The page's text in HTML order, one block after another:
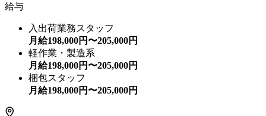
給与
入出荷業務スタッフ
月給198,000円〜205,000円
軽作業・製造系
月給198,000円〜205,000円
梱包スタッフ
月給198,000円〜205,000円